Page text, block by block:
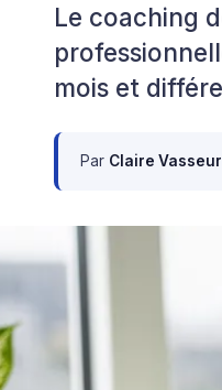
Le coaching
mois et
Par Claire Vasseur